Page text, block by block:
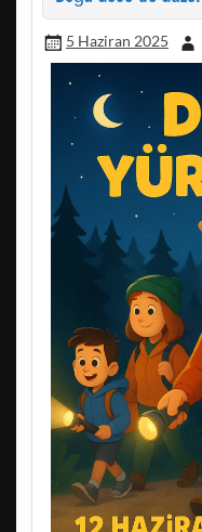
5 Haziran 2025